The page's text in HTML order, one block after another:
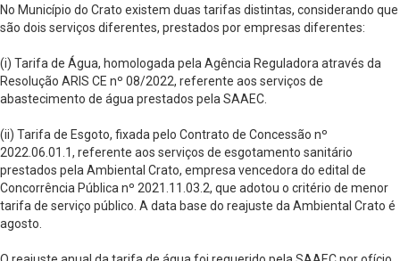
No Município do Crato existem duas tarifas distintas, considerando que
são dois serviços diferentes, prestados por empresas diferentes:
(i) Tarifa de Água, homologada pela Agência Reguladora através da
Resolução ARIS CE nº 08/2022, referente aos serviços de
abastecimento de água prestados pela SAAEC.
(ii) Tarifa de Esgoto, fixada pelo Contrato de Concessão nº
2022.06.01.1, referente aos serviços de esgotamento sanitário
prestados pela Ambiental Crato, empresa vencedora do edital de
Concorrência Pública nº 2021.11.03.2, que adotou o critério de menor
tarifa de serviço público. A data base do reajuste da Ambiental Crato é
agosto.